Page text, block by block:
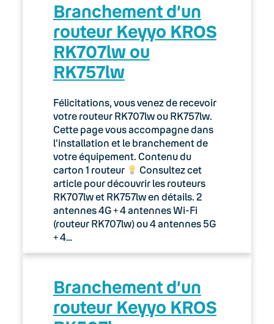
Branchement d’un
routeur Keyyo KROS
RK707lw ou
RK757lw
Félicitations, vous venez de recevoir
votre routeur RK707lw ou RK757lw.
Cette page vous accompagne dans
l’installation et le branchement de
votre équipement. Contenu du
carton 1 routeur
Consultez cet
article pour découvrir les routeurs
RK707lw et RK757lw en détails. 2
antennes 4G + 4 antennes Wi-Fi
(routeur RK707lw) ou 4 antennes 5G
+ 4…
Branchement d’un
routeur Keyyo KROS